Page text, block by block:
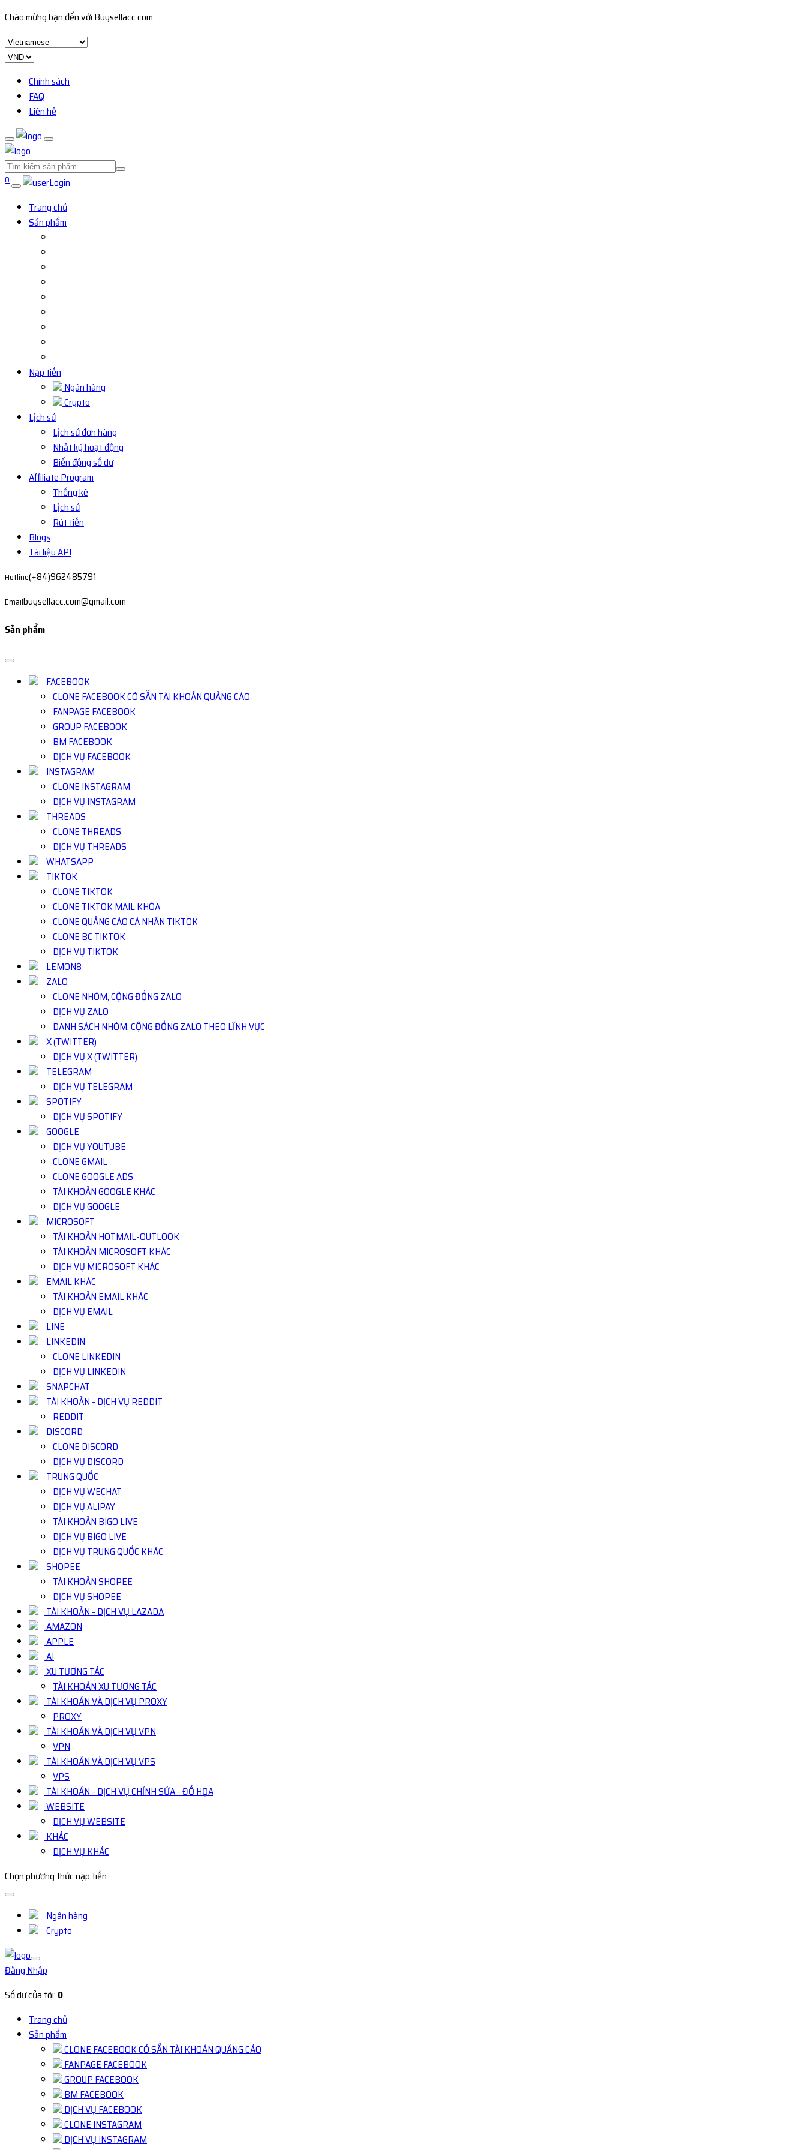
Chào mừng bạn đến với Buysellacc.com
Chính sách
FAQ
Liên hệ
0
Login
Trang chủ
Sản phẩm
Nạp tiền
Ngân hàng
Crypto
Lịch sử
Lịch sử đơn hàng
Nhật ký hoạt động
Biến động số dư
Affiliate Program
Thống kê
Lịch sử
Rút tiền
Blogs
Tài liệu API
Hotline(+84)962485791
Emailbuysellacc.com@gmail.com
Sản phẩm
FACEBOOK
CLONE FACEBOOK CÓ SẴN TÀI KHOẢN QUẢNG CÁO
FANPAGE FACEBOOK
GROUP FACEBOOK
BM FACEBOOK
DỊCH VỤ FACEBOOK
INSTAGRAM
CLONE INSTAGRAM
DỊCH VỤ INSTAGRAM
THREADS
CLONE THREADS
DỊCH VỤ THREADS
WHATSAPP
TIKTOK
CLONE TIKTOK
CLONE TIKTOK MAIL KHÓA
CLONE QUẢNG CÁO CÁ NHÂN TIKTOK
CLONE BC TIKTOK
DỊCH VỤ TIKTOK
LEMON8
ZALO
CLONE NHÓM, CỘNG ĐỒNG ZALO
DỊCH VỤ ZALO
DANH SÁCH NHÓM, CỘNG ĐỒNG ZALO THEO LĨNH VỰC
X (TWITTER)
DỊCH VỤ X (TWITTER)
TELEGRAM
DỊCH VỤ TELEGRAM
SPOTIFY
DỊCH VỤ SPOTIFY
GOOGLE
DỊCH VỤ YOUTUBE
CLONE GMAIL
CLONE GOOGLE ADS
TÀI KHOẢN GOOGLE KHÁC
DỊCH VỤ GOOGLE
MICROSOFT
TÀI KHOẢN HOTMAIL-OUTLOOK
TÀI KHOẢN MICROSOFT KHÁC
DỊCH VỤ MICROSOFT KHÁC
EMAIL KHÁC
TÀI KHOẢN EMAIL KHÁC
DỊCH VỤ EMAIL
LINE
LINKEDIN
CLONE LINKEDIN
DỊCH VỤ LINKEDIN
SNAPCHAT
TÀI KHOẢN - DỊCH VỤ REDDIT
REDDIT
DISCORD
CLONE DISCORD
DỊCH VỤ DISCORD
TRUNG QUỐC
DỊCH VỤ WECHAT
DỊCH VỤ ALIPAY
TÀI KHOẢN BIGO LIVE
DỊCH VỤ BIGO LIVE
DỊCH VỤ TRUNG QUỐC KHÁC
SHOPEE
TÀI KHOẢN SHOPEE
DỊCH VỤ SHOPEE
TÀI KHOẢN - DỊCH VỤ LAZADA
AMAZON
APPLE
AI
XU TƯƠNG TÁC
TÀI KHOẢN XU TƯƠNG TÁC
TÀI KHOẢN VÀ DỊCH VỤ PROXY
PROXY
TÀI KHOẢN VÀ DỊCH VỤ VPN
VPN
TÀI KHOẢN VÀ DỊCH VỤ VPS
VPS
TÀI KHOẢN - DỊCH VỤ CHỈNH SỬA - ĐỒ HỌA
WEBSITE
DỊCH VỤ WEBSITE
KHÁC
DỊCH VỤ KHÁC
Chọn phương thức nạp tiền
Ngân hàng
Crypto
Đăng Nhập
Số dư của tôi: 0
Trang chủ
Sản phẩm
CLONE FACEBOOK CÓ SẴN TÀI KHOẢN QUẢNG CÁO
FANPAGE FACEBOOK
GROUP FACEBOOK
BM FACEBOOK
DỊCH VỤ FACEBOOK
CLONE INSTAGRAM
DỊCH VỤ INSTAGRAM